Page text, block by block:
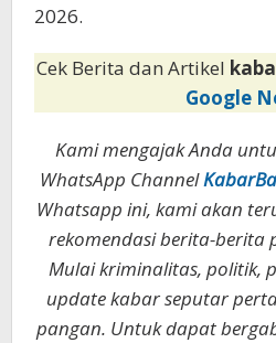
2026.
Cek Berita dan Artikel
Google
Kami mengajak Anda
WhatsApp Channel
Whatsapp ini, kami akan
rekomendasi berita-berita
Mulai kriminalitas, politik,
update kabar seputar
pangan. Untuk dapat